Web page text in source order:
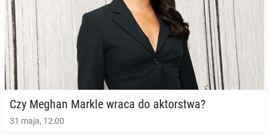
Czy Meghan Markle wraca do ak­tor­stwa?
31 maja, 12:00